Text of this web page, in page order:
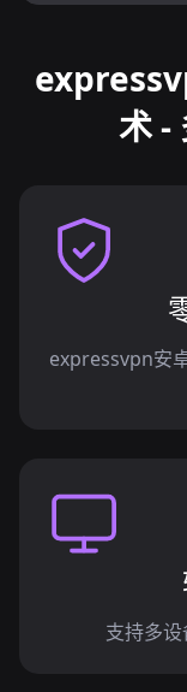
术 -
expressvpn安
支持多设